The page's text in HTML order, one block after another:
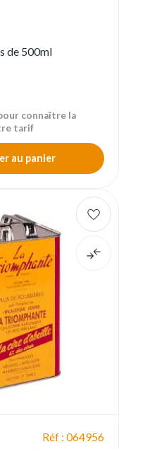
de 500ml
connaître la
tarif
au panier
Réf : 064956